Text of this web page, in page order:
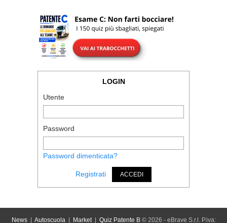
LOGIN
Utente
Password
Password dimenticata?
Registrati ACCEDI
News| Autoscuola| Market| Quiz Patente B© 2026 - eBrave S.r.l. P.iva: